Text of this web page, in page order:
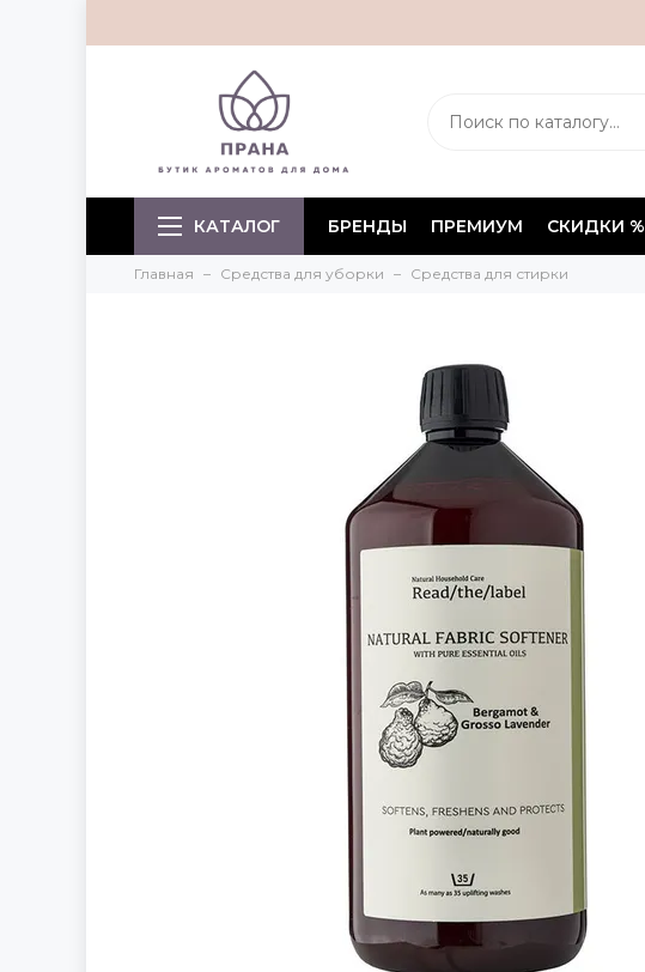
КАТАЛОГ БРЕНДЫ ПРЕМИУМ СКИДКИ %
Главная Средства для уборки Средства для стирки